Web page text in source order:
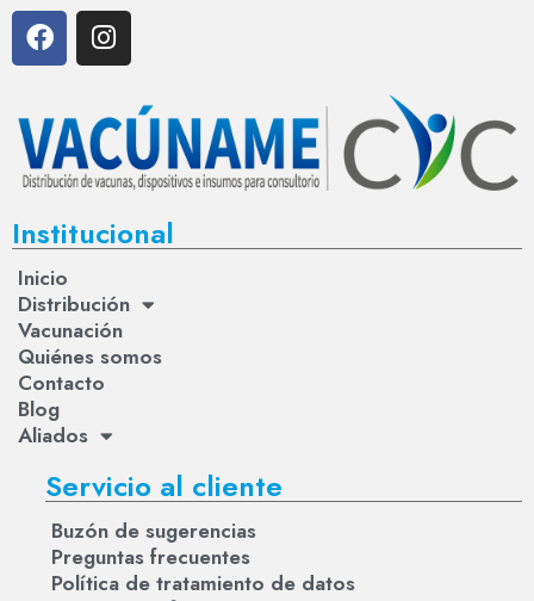
Institucional
Inicio
Distribución
Vacunación
Quiénes somos
Contacto
Blog
Aliados
Servicio al cliente
Buzón de sugerencias
Preguntas frecuentes
Política de tratamiento de datos